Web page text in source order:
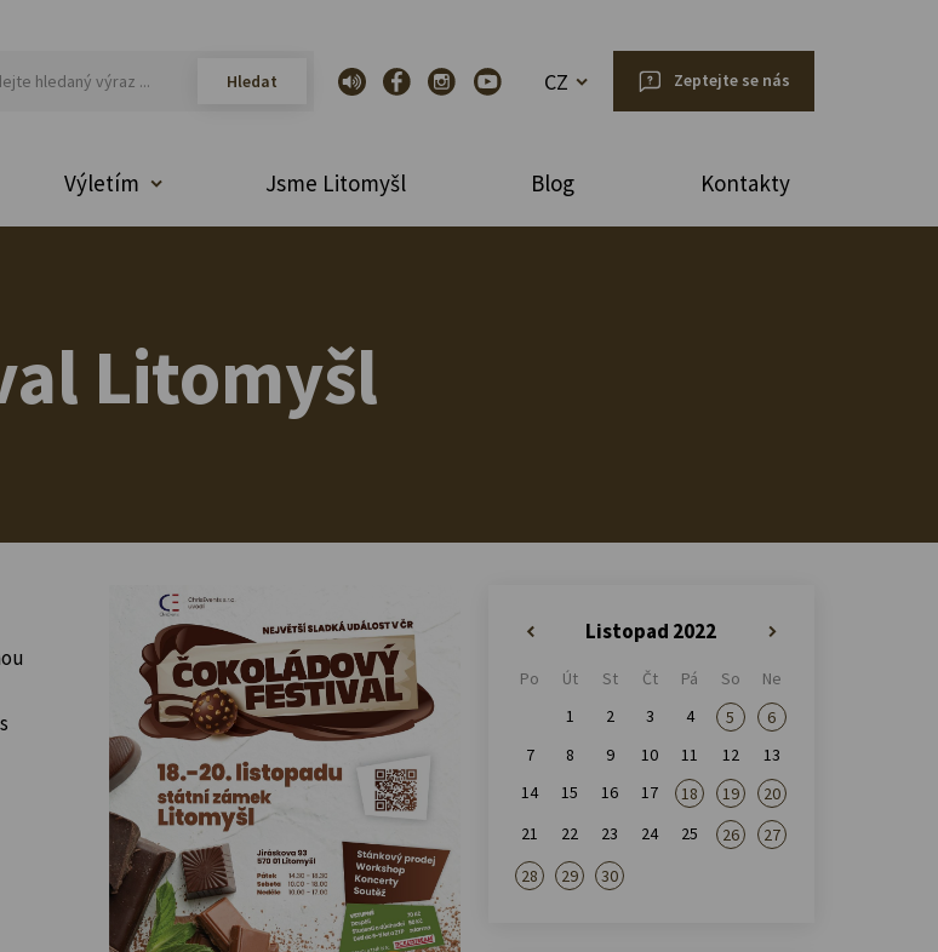
CZ Zeptejte se nás
Výletím Jsme Litomyšl Blog Kontakty
Litomyšl
Listopad 2022
»
Po Út St Čt Pá So
Ne
1
2 3 4 5
6
7
8 9 10 11 12
13
14
15 16 17 18 19
20
21
22 23 24 25 26
27
28
29 30